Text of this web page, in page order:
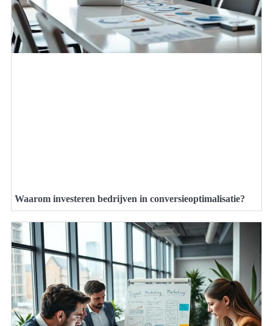
Waarom investeren bedrijven in conversieoptimalisatie?